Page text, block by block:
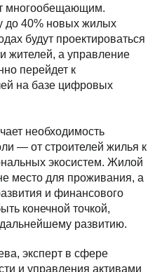
многообещающим.
до 40% новых жилых
будут проектироваться
жителей, а управление
перейдет к
на базе цифровых
необходимость
— от строителей жилья к
экосистем. Жилой
место для проживания, а
и финансового
конечной точкой,
развитию.
эксперт в сфере
и управления активами